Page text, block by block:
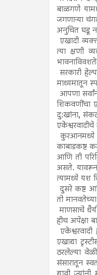
बाळगणे
जगणाऱ्या
अनुचित घडू
एखादी
त्या क्षणी
सरकारी
माध्यमातून
आपणा
शिकवणींचा
दु:खांना,
कुरआनमध्ये
काबाडकष्ट
आणि ती
असते. यावरून
त्यामध्ये यश
दुसरे कष्ट
तो
माणसाचे
हीच अपेक्षा
एखाद्या
ठरलेल्या
संसारातून